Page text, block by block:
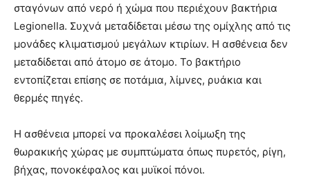
σταγόνων από νερό ή χώμα που περιέχουν βακτήρια
Legionella. Συχνά μεταδίδεται μέσω της ομίχλης από τις
μονάδες κλιματισμού μεγάλων κτιρίων. Η ασθένεια δεν
μεταδίδεται από άτομο σε άτομο. Το βακτήριο
εντοπίζεται επίσης σε ποτάμια, λίμνες, ρυάκια και
θερμές πηγές.
Η ασθένεια μπορεί να προκαλέσει λοίμωξη της
θωρακικής χώρας με συμπτώματα όπως πυρετός, ρίγη,
βήχας, πονοκέφαλος και μυϊκοί πόνοι.